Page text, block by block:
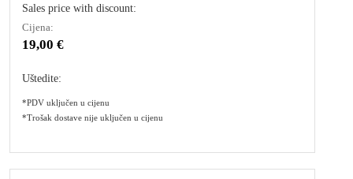
Sales price with discount:
Cijena:
19,00 €
Uštedite:
*PDV uključen u cijenu
*Trošak dostave nije uključen u cijenu